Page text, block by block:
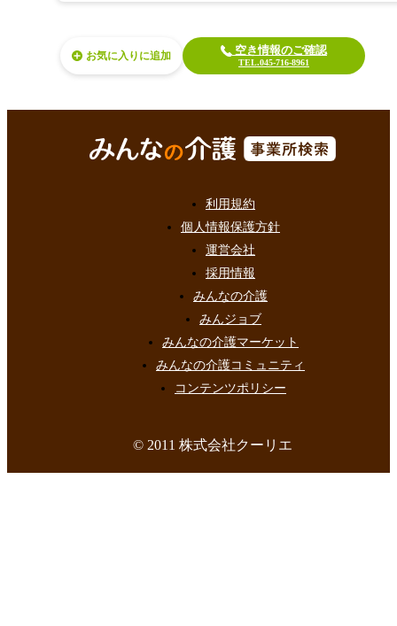
お気に入り 空き情報のご確認
TEL.045-716-8961
利用規約
個人情報保護方針
運営会社
採用情報
みんなの介護
みんジョブ
みんなの介護マーケット
みんなの介護コミュニティ
コンテンツポリシー
© 2011 株式会社クーリエ